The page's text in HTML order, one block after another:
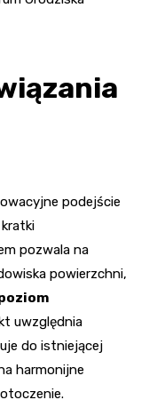
podejście
pozwala na
powierzchni,
uwzględnia
do istniejącej
harmonijne